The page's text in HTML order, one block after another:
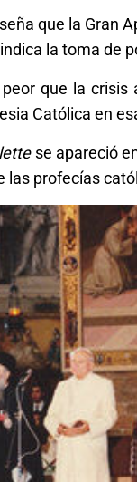
que la Gran
la toma de
que la
Católica en
se apareció
las profecías